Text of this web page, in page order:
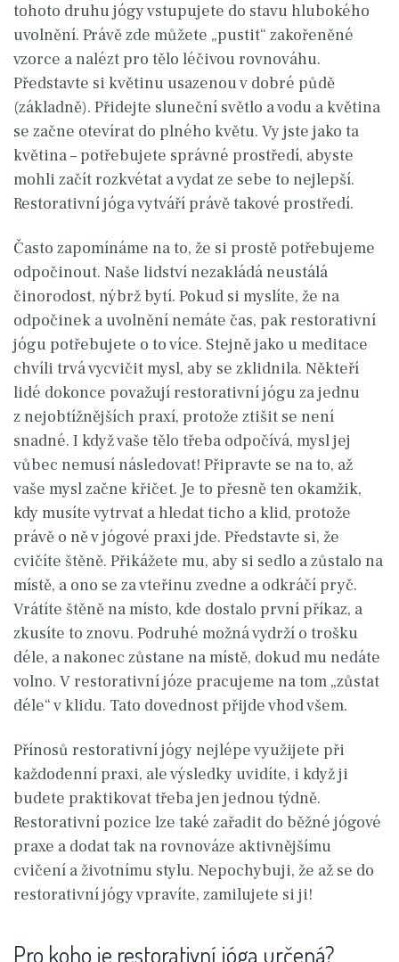
tohoto druhu jógy vstupujete do stavu hlubokého
uvolnění. Právě zde můžete „pustit“ zakořeněné
vzorce a nalézt pro tělo léčivou rovnováhu.
Představte si květinu usazenou v dobré půdě
(základně). Přidejte sluneční světlo a vodu a květina
se začne otevírat do plného květu. Vy jste jako ta
květina – potřebujete správné prostředí, abyste
mohli začít rozkvétat a vydat ze sebe to nejlepší.
Restorativní jóga vytváří právě takové prostředí.
Často zapomínáme na to, že si prostě potřebujeme
odpočinout. Naše lidství nezakládá neustálá
činorodost, nýbrž bytí. Pokud si myslíte, že na
odpočinek a uvolnění nemáte čas, pak restorativní
jógu potřebujete o to více. Stejně jako u meditace
chvíli trvá vycvičit mysl, aby se zklidnila. Někteří
lidé dokonce považují restorativní jógu za jednu
z nejobtížnějších praxí, protože ztišit se není
snadné. I když vaše tělo třeba odpočívá, mysl jej
vůbec nemusí následovat! Připravte se na to, až
vaše mysl začne křičet. Je to přesně ten okamžik,
kdy musíte vytrvat a hledat ticho a klid, protože
právě o ně v jógové praxi jde. Představte si, že
cvičíte štěně. Přikážete mu, aby si sedlo a zůstalo na
místě, a ono se za vteřinu zvedne a odkráčí pryč.
Vrátíte štěně na místo, kde dostalo první příkaz, a
zkusíte to znovu. Podruhé možná vydrží o trošku
déle, a nakonec zůstane na místě, dokud mu nedáte
volno. V restorativní józe pracujeme na tom „zůstat
déle“ v klidu. Tato dovednost přijde vhod všem.
Přínosů restorativní jógy nejlépe využijete při
každodenní praxi, ale výsledky uvidíte, i když ji
budete praktikovat třeba jen jednou týdně.
Restorativní pozice lze také zařadit do běžné jógové
praxe a dodat tak na rovnováze aktivnějšímu
cvičení a životnímu stylu. Nepochybuji, že až se do
restorativní jógy vpravíte, zamilujete si ji!
Pro koho je restorativní jóga určená?